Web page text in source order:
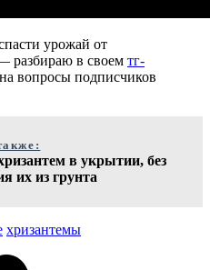
урожай от
разбираю в своем тг-
вопросы подписчиков
в укрытии, без
их из грунта
хризантемы